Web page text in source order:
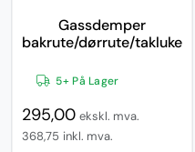
Gassdemper
bakrute/dørrute/takluke
5+ På Lager
295,00 ekskl. mva.
368,75 inkl. mva.